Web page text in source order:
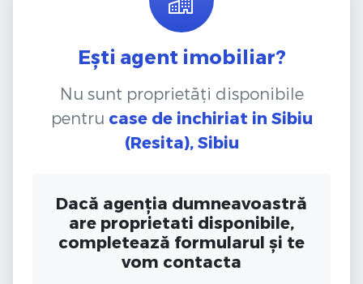
Ești agent imobiliar?
Nu sunt proprietăți disponibile
pentru case de inchiriat in Sibiu
(Resita), Sibiu
Dacă agenția dumneavoastră
are proprietati disponibile,
completează formularul și te
vom contacta